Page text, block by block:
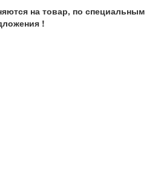
на товар, по специальным
!